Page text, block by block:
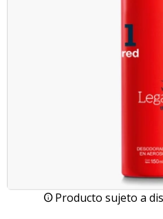
Producto sujeto a